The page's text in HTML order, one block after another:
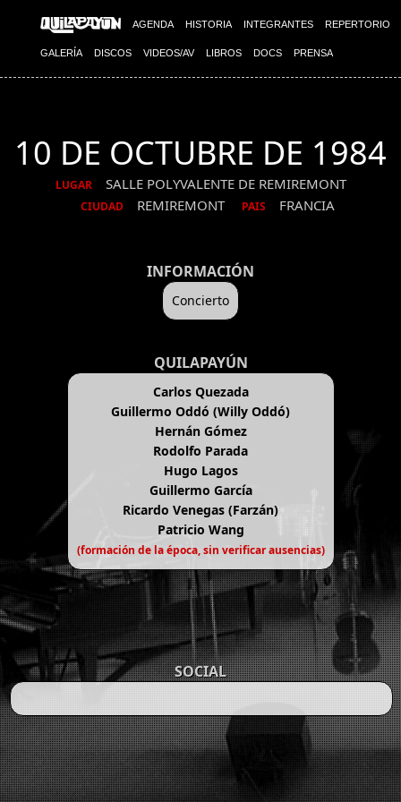
AGENDA HISTORIA INTEGRANTES REPERTORIO
GALERÍA DISCOS VIDEOS/AV LIBROS DOCS PRENSA
10 DE OCTUBRE DE 1984
LUGAR SALLE POLYVALENTE DE REMIREMONT
CIUDAD REMIREMONT PAIS FRANCIA
INFORMACIÓN
Concierto
QUILAPAYÚN
Carlos Quezada
Guillermo Oddó (Willy Oddó)
Hernán Gómez
Rodolfo Parada
Hugo Lagos
Guillermo García
Ricardo Venegas (Farzán)
Patricio Wang
(formación de la época, sin verificar ausencias)
SOCIAL